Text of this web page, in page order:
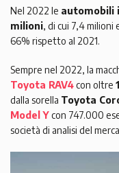
Nel 2022 le automobili
milioni, di cui 7,4
66% rispetto al 2021.
Sempre nel 2022, la
Toyota RAV4con oltre
dalla sorella Toyota
Model Ycon 747.000
società di analisi del